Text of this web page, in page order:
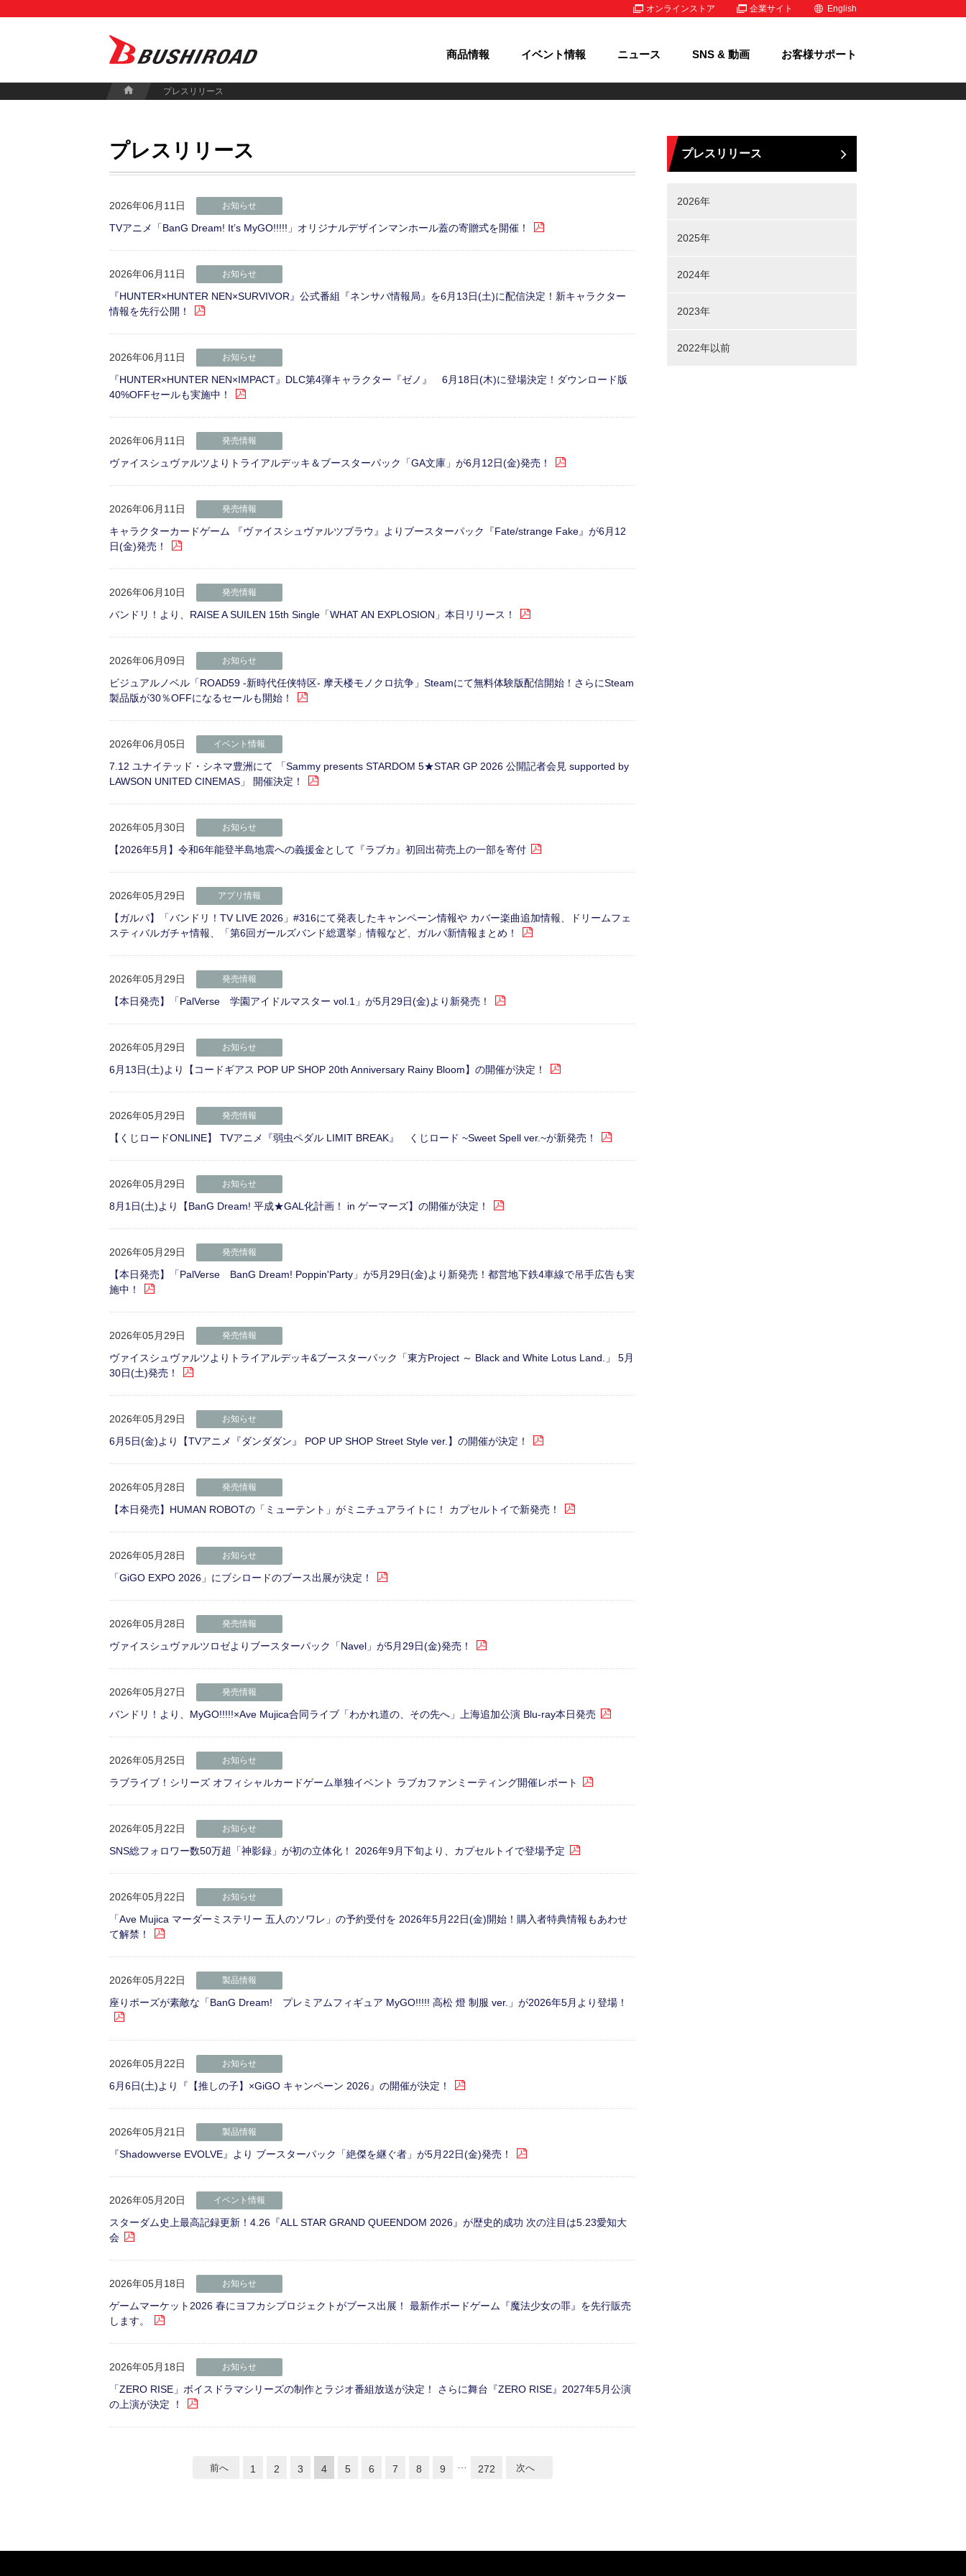
オンラインストア 企業サイト English
商品情報 イベント情報 ニュース SNS & 動画 お客様サポート
プレスリリース
プレスリリース
2026年06月11日 お知らせ
TVアニメ「BanG Dream! It’s MyGO!!!!!」オリジナルデザインマンホール蓋の寄贈式を開催！
2026年06月11日 お知らせ
『HUNTER×HUNTER NEN×SURVIVOR』公式番組『ネンサバ情報局』を6月13日(土)に配信決定！新キャラクター
情報を先行公開！
2026年06月11日 お知らせ
『HUNTER×HUNTER NEN×IMPACT』DLC第4弾キャラクター『ゼノ』 6月18日(木)に登場決定！ダウンロード版
40%OFFセールも実施中！
2026年06月11日 発売情報
ヴァイスシュヴァルツよりトライアルデッキ＆ブースターパック「GA文庫」が6月12日(金)発売！
2026年06月11日 発売情報
キャラクターカードゲーム 『ヴァイスシュヴァルツブラウ』よりブースターパック『Fate/strange Fake』が6月12
日(金)発売！
2026年06月10日 発売情報
バンドリ！より、RAISE A SUILEN 15th Single「WHAT AN EXPLOSION」本日リリース！
2026年06月09日 お知らせ
ビジュアルノベル「ROAD59 -新時代任侠特区- 摩天楼モノクロ抗争」Steamにて無料体験版配信開始！さらにSteam
製品版が30％OFFになるセールも開始！
2026年06月05日 イベント情報
7.12 ユナイテッド・シネマ豊洲にて 「Sammy presents STARDOM 5★STAR GP 2026 公開記者会見 supported by
LAWSON UNITED CINEMAS」 開催決定！
2026年05月30日 お知らせ
【2026年5月】令和6年能登半島地震への義援金として『ラブカ』初回出荷売上の一部を寄付
2026年05月29日 アプリ情報
【ガルパ】「バンドリ！TV LIVE 2026」#316にて発表したキャンペーン情報や カバー楽曲追加情報、ドリームフェ
スティバルガチャ情報、「第6回ガールズバンド総選挙」情報など、ガルパ新情報まとめ！
2026年05月29日 発売情報
【本日発売】「PalVerse 学園アイドルマスター vol.1」が5月29日(金)より新発売！
2026年05月29日 お知らせ
6月13日(土)より【コードギアス POP UP SHOP 20th Anniversary Rainy Bloom】の開催が決定！
2026年05月29日 発売情報
【くじロードONLINE】 TVアニメ『弱虫ペダル LIMIT BREAK』 くじロード ~Sweet Spell ver.~が新発売！
2026年05月29日 お知らせ
8月1日(土)より【BanG Dream! 平成★GAL化計画！ in ゲーマーズ】の開催が決定！
2026年05月29日 発売情報
【本日発売】「PalVerse BanG Dream! Poppin'Party」が5月29日(金)より新発売！都営地下鉄4車線で吊手広告も実
施中！
2026年05月29日 発売情報
ヴァイスシュヴァルツよりトライアルデッキ&ブースターパック「東方Project ～ Black and White Lotus Land.」 5月
30日(土)発売！
2026年05月29日 お知らせ
6月5日(金)より【TVアニメ『ダンダダン』 POP UP SHOP Street Style ver.】の開催が決定！
2026年05月28日 発売情報
【本日発売】HUMAN ROBOTの「ミューテント」がミニチュアライトに！ カプセルトイで新発売！
2026年05月28日 お知らせ
「GiGO EXPO 2026」にブシロードのブース出展が決定！
2026年05月28日 発売情報
ヴァイスシュヴァルツロゼよりブースターパック「Navel」が5月29日(金)発売！
2026年05月27日 発売情報
バンドリ！より、MyGO!!!!!×Ave Mujica合同ライブ「わかれ道の、その先へ」上海追加公演 Blu-ray本日発売
2026年05月25日 お知らせ
ラブライブ！シリーズ オフィシャルカードゲーム単独イベント ラブカファンミーティング開催レポート
2026年05月22日 お知らせ
SNS総フォロワー数50万超「神影録」が初の立体化！ 2026年9月下旬より、カプセルトイで登場予定
2026年05月22日 お知らせ
「Ave Mujica マーダーミステリー 五人のソワレ」の予約受付を 2026年5月22日(金)開始！購入者特典情報もあわせ
て解禁！
2026年05月22日 製品情報
座りポーズが素敵な「BanG Dream! プレミアムフィギュア MyGO!!!!! 高松 燈 制服 ver.」が2026年5月より登場！
2026年05月22日 お知らせ
6月6日(土)より『【推しの子】×GiGO キャンペーン 2026』の開催が決定！
2026年05月21日 製品情報
『Shadowverse EVOLVE』より ブースターパック「絶傑を継ぐ者」が5月22日(金)発売！
2026年05月20日 イベント情報
スターダム史上最高記録更新！4.26『ALL STAR GRAND QUEENDOM 2026』が歴史的成功 次の注目は5.23愛知大
会
2026年05月18日 お知らせ
ゲームマーケット2026 春にヨフカシプロジェクトがブース出展！ 最新作ボードゲーム『魔法少女の罪』を先行販売
します。
2026年05月18日 お知らせ
「ZERO RISE」ボイスドラマシリーズの制作とラジオ番組放送が決定！ さらに舞台『ZERO RISE』2027年5月公演
の上演が決定 ！
前へ 1 2 3 4 5 6 7 8 9 272 次へ
プレスリリース
2026年
2025年
2024年
2023年
2022年以前